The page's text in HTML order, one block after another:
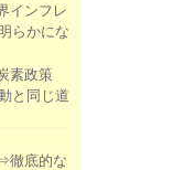
インフレ
らかにな
素政策
と同じ道
徹底的な